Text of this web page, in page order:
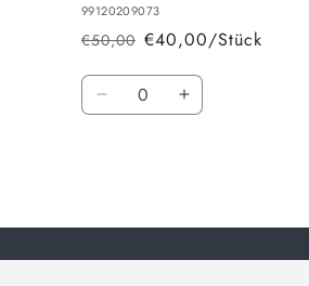
99120209073
Normaler
Preis
€50,00
Verkaufspreis€40,00/Stück
Anzahl
VerringereErhöhe